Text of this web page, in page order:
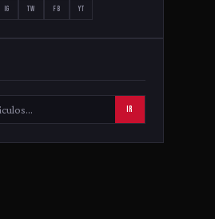
IG TW FB YT
IR